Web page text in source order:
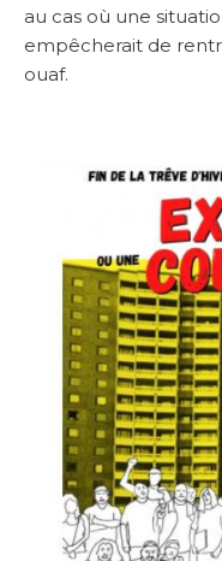
au cas où une
empêcherait de
ouaf.